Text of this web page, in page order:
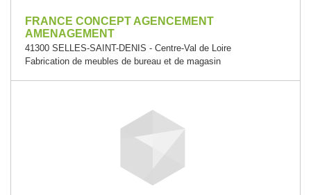
FRANCE CONCEPT AGENCEMENT
AMENAGEMENT
41300 SELLES-SAINT-DENIS - Centre-Val de Loire
Fabrication de meubles de bureau et de magasin